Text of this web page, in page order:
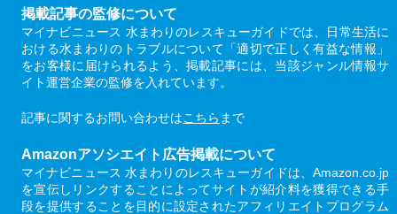
掲載記事の監修について
マイナビニュース 水まわりのレスキューガイドでは、日常生活に
おける水まわりのトラブルについて「適切で正しく有益な情報」
をお客様に届けられるよう、掲載記事には、当該ジャンル情報サ
イト運営企業の監修を入れています。
記事に関するお問い合わせはこちら まで
Amazonアソシエイト広告掲載について
マイナビニュース 水まわりのレスキューガイドは、Amazon.co.jp
を宣伝しリンクすることによってサイトが紹介料を獲得できる手
段を提供することを目的に設定されたアフィリエイトプログラム